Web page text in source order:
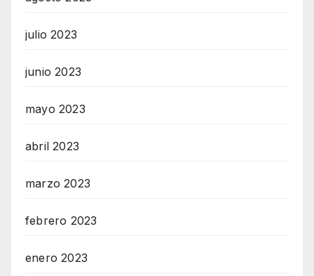
julio 2023
junio 2023
mayo 2023
abril 2023
marzo 2023
febrero 2023
enero 2023